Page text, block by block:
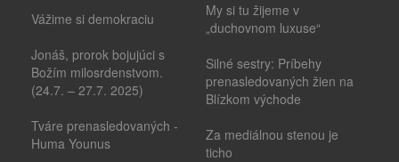
Vážime si demokraciu
Jonáš, prorok bojujúci s
Božím milosrdenstvom.
(24.7. – 27.7. 2025)
Tváre prenasledovaných -
Huma Younus
My si tu žijeme v
„duchovnom luxuse“
Silné sestry: Príbehy
prenasledovaných žien na
Blízkom východe
Za mediálnou stenou je
ticho